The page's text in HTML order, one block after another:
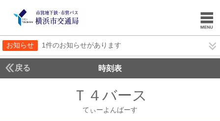
お知らせ 1件のお知らせがあります
戻る 時刻表
Ｔ４バース
てぃーよんばーす